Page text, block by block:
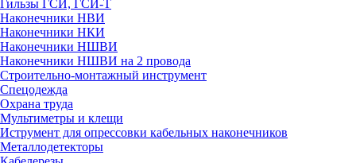
Гильзы ГСИ, ГСИ-Т
Наконечники НВИ
Наконечники НКИ
Наконечники НШВИ
Наконечники НШВИ на 2 провода
Строительно-монтажный инструмент
Спецодежда
Охрана труда
Мультиметры и клещи
Иструмент для опрессовки кабельных наконечников
Металлодетекторы